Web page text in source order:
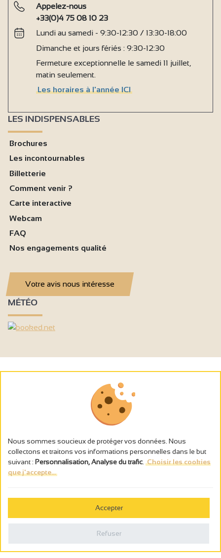
Appelez-nous
+33(0)4 75 08 10 23
Lundi au samedi - 9:30-12:30 / 13:30-18:00
Dimanche et jours fériés : 9:30-12:30
Fermeture exceptionnelle le samedi 11 juillet,
matin seulement.
Les horaires à l'année ICI
LES INDISPENSABLES
Brochures
Les incontournables
Billetterie
Comment venir ?
Carte interactive
Webcam
FAQ
Nos engagements qualité
Votre avis nous intéresse
MÉTÉO
L’abus d’alcool est dangereux pour la santé, à consommer avec
Politique de confidentialité
Nous sommes soucieux de protéger vos données. Nous
collectons et traitons vos informations personnelles dans le but
suivant : Personnalisation, Analyse du trafic Choisir les cookies
que j'accepte...
Accepter
Refuser